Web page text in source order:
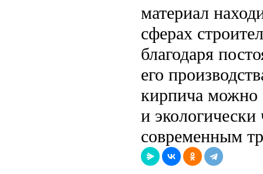
материал
сферах
благодаря
его
кирпича можно
и
современным